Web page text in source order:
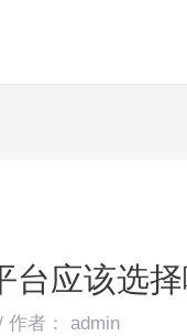
台应该选
作者： admin